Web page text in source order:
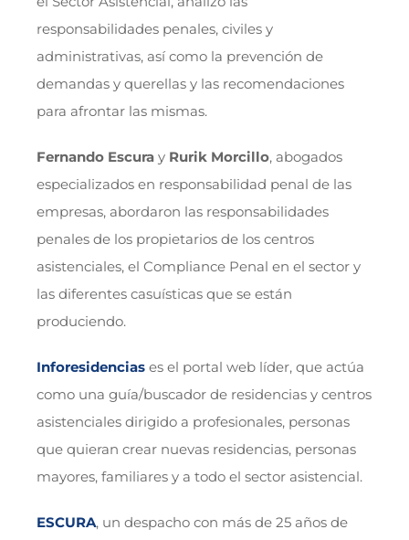
responsabilidades penales, civiles y
administrativas, así como la prevención de
demandas y querellas y las recomendaciones
para afrontar las mismas.
Fernando Escura y Rurik Morcillo, abogados
especializados en responsabilidad penal de las
empresas, abordaron las responsabilidades
penales de los propietarios de los centros
asistenciales, el Compliance Penal en el sector y
las diferentes casuísticas que se están
produciendo.
Inforesidencias es el portal web líder, que actúa
como una guía/buscador de residencias y centros
asistenciales dirigido a profesionales, personas
que quieran crear nuevas residencias, personas
mayores, familiares y a todo el sector asistencial.
ESCURA, un despacho con más de 25 años de